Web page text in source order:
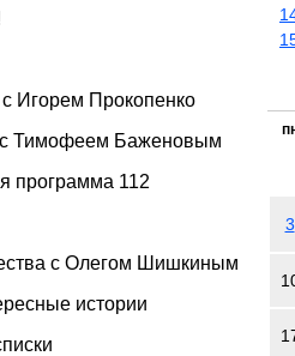
Игорем Прокопенко
с Тимофеем Баженовым
программа 112
с Олегом Шишкиным
истории
3